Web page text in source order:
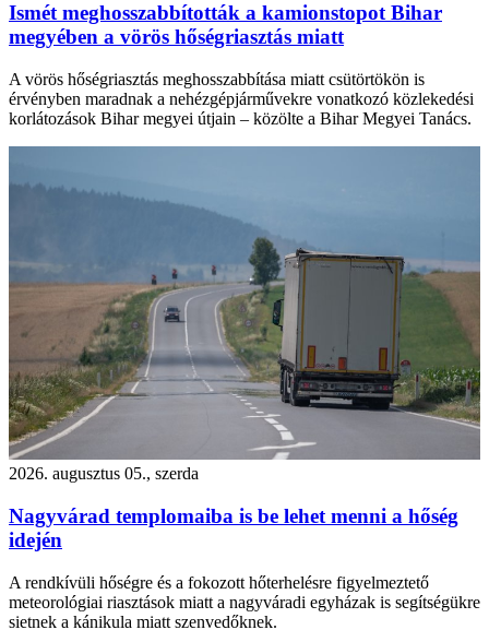
Ismét meghosszabbították a kamionstopot Bihar
megyében a vörös hőségriasztás miatt
A vörös hőségriasztás meghosszabbítása miatt csütörtökön is
érvényben maradnak a nehézgépjárművekre vonatkozó közlekedési
korlátozások Bihar megyei útjain – közölte a Bihar Megyei Tanács.
2026. augusztus 05., szerda
Nagyvárad templomaiba is be lehet menni a hőség
idején
A rendkívüli hőségre és a fokozott hőterhelésre figyelmeztető
meteorológiai riasztások miatt a nagyváradi egyházak is segítségükre
sietnek a kánikula miatt szenvedőknek.